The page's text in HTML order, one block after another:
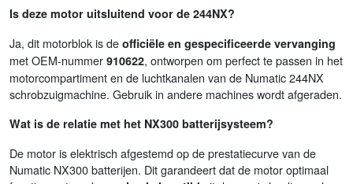
Is deze motor uitsluitend voor de 244NX?
Ja, dit motorblok is de officiële en gespecificeerde vervanging
met OEM-nummer 910622, ontworpen om perfect te passen in het
motorcompartiment en de luchtkanalen van de Numatic 244NX
schrobzuigmachine. Gebruik in andere machines wordt afgeraden.
Wat is de relatie met het NX300 batterijsysteem?
De motor is elektrisch afgestemd op de prestatiecurve van de
Numatic NX300 batterijen. Dit garandeert dat de motor optimaal